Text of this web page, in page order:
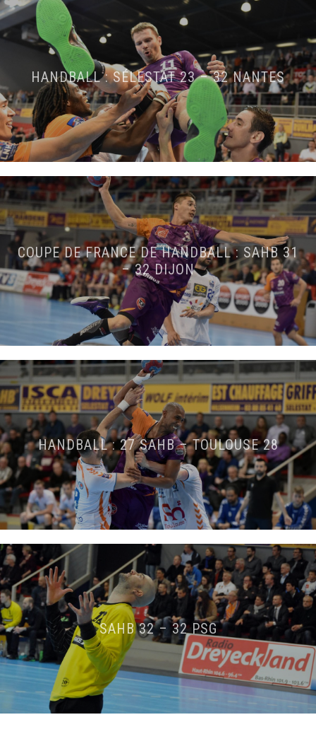
HANDBALL : SÉLESTAT 23 – 32 NANTES
COUPE DE FRANCE DE HANDBALL : SAHB 31
– 32 DIJON
HANDBALL : 27 SAHB – TOULOUSE 28
SAHB 32 – 32 PSG